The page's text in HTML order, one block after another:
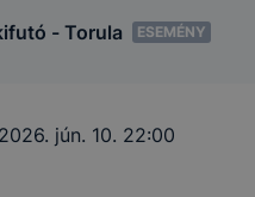
- Torula ESEMÉNY
2026. jún. 10. 22:00